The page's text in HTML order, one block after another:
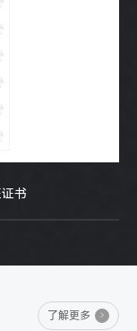
书
了解更多